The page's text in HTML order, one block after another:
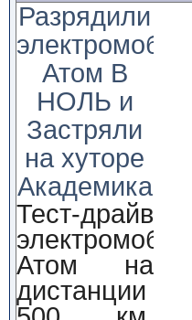
Разрядили
электромобиль
Атом В
НОЛЬ и
Застряли
на хуторе
Академика
Тест-драйв
электромобиля
Атом на
дистанции